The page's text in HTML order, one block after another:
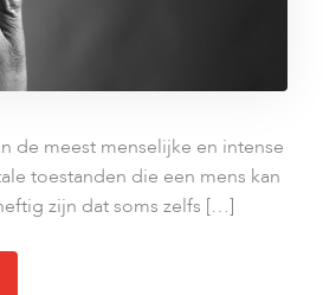
de meest menselijke en intense
toestanden die een mens kan
zijn dat soms zelfs […]